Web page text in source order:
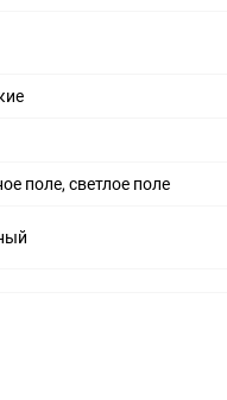
поле, светлое поле